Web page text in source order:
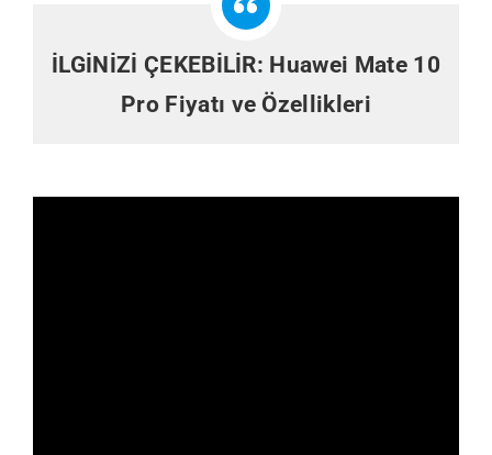
İLGİNİZİ ÇEKEBİLİR: Huawei Mate 10
Pro Fiyatı ve Özellikleri